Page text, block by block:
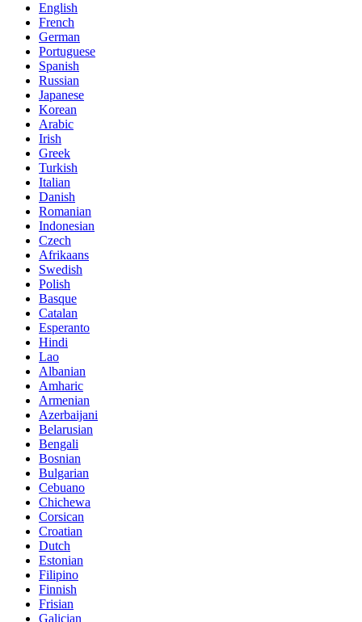
English
French
German
Portuguese
Spanish
Russian
Japanese
Korean
Arabic
Irish
Greek
Turkish
Italian
Danish
Romanian
Indonesian
Czech
Afrikaans
Swedish
Polish
Basque
Catalan
Esperanto
Hindi
Lao
Albanian
Amharic
Armenian
Azerbaijani
Belarusian
Bengali
Bosnian
Bulgarian
Cebuano
Chichewa
Corsican
Croatian
Dutch
Estonian
Filipino
Finnish
Frisian
Galician